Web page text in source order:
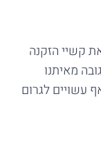
קשיי הזקנה
מאיתנו
עשויים לגרום